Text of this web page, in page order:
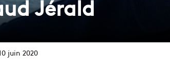
Jérald
juin 2020